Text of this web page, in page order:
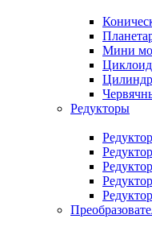
Мини
Редукторы